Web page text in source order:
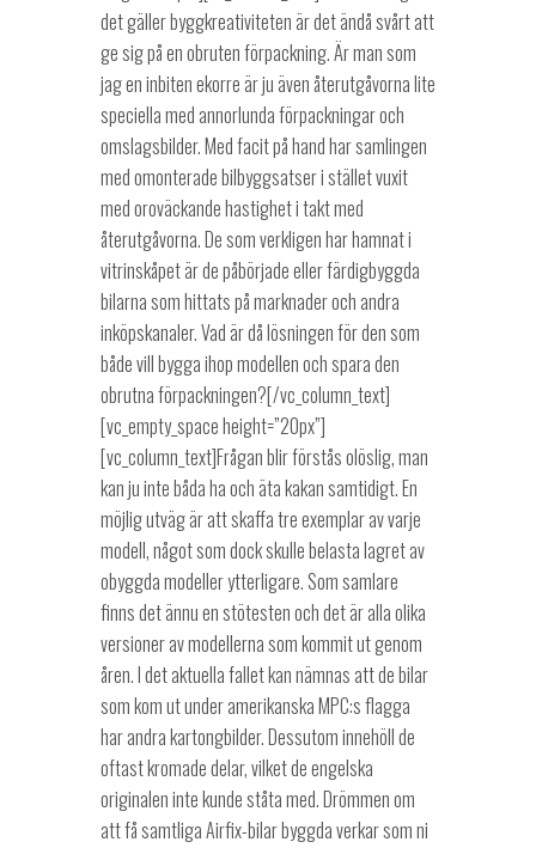
det gäller byggkreativiteten är det ändå svårt att
ge sig på en obruten förpackning. Är man som
jag en inbiten ekorre är ju även återutgåvorna lite
speciella med annorlunda förpackningar och
omslagsbilder. Med facit på hand har samlingen
med omonterade bilbyggsatser i stället vuxit
med oroväckande hastighet i takt med
återutgåvorna. De som verkligen har hamnat i
vitrinskåpet är de påbörjade eller färdigbyggda
bilarna som hittats på marknader och andra
inköpskanaler. Vad är då lösningen för den som
både vill bygga ihop modellen och spara den
obrutna förpackningen?[/vc_column_text]
[vc_empty_space height=”20px”]
[vc_column_text]Frågan blir förstås olöslig, man
kan ju inte båda ha och äta kakan samtidigt. En
möjlig utväg är att skaffa tre exemplar av varje
modell, något som dock skulle belasta lagret av
obyggda modeller ytterligare. Som samlare
finns det ännu en stötesten och det är alla olika
versioner av modellerna som kommit ut genom
åren. I det aktuella fallet kan nämnas att de bilar
som kom ut under amerikanska MPC:s flagga
har andra kartongbilder. Dessutom innehöll de
oftast kromade delar, vilket de engelska
originalen inte kunde ståta med. Drömmen om
att få samtliga Airfix-bilar byggda verkar som ni